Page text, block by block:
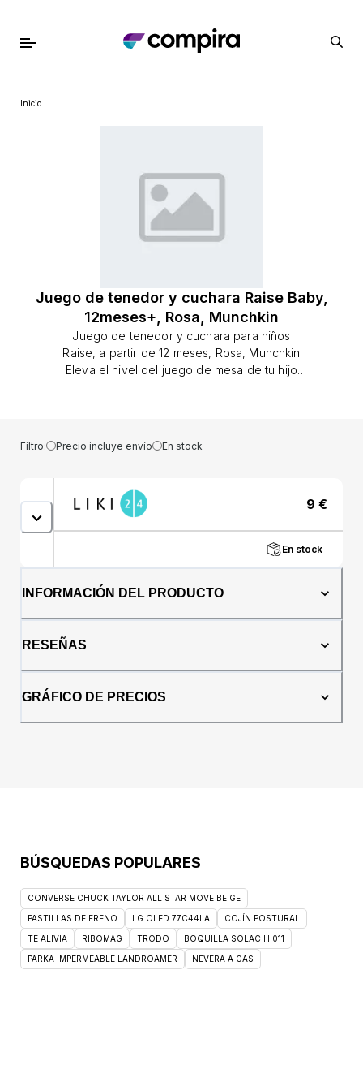
Inicio
Juego de tenedor y cuchara Raise Baby,
12meses+, Rosa, Munchkin
Juego de tenedor y cuchara para niños
Raise, a partir de 12 meses, Rosa, Munchkin
Eleva el nivel del juego de mesa de tu hijo
una ventaja adicional: una base que mantiene
las puntas de los utensilios fuera de la mesa
tenedor y una cuchara. · La base mantiene las
puntas de los utensilios alejadas de las mesas
gérmenes. · El diseño ergonómico se adapta
a las manos de los niños pequeños. · Los
Se puede lavar en lavavajillas. · Sin BPA. ·
Filtro: Precio incluye envío En stock
9 €
En stock
INFORMACIÓN DEL PRODUCTO
RESEÑAS
GRÁFICO DE PRECIOS
BÚSQUEDAS POPULARES
CONVERSE CHUCK TAYLOR ALL STAR MOVE BEIGE
PASTILLAS DE FRENO LG OLED 77C44LA COJÍN POSTURAL
TÉ ALIVIA RIBOMAG TRODO BOQUILLA SOLAC H 011
PARKA IMPERMEABLE LANDROAMER NEVERA A GAS